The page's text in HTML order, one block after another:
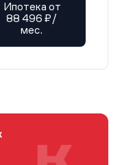
Ипотека от
88 496 ₽/
мес.